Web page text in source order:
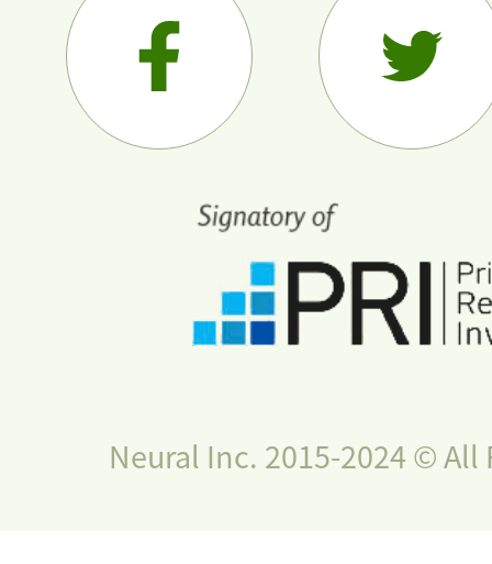
Neural Inc. 2015-2024 © All